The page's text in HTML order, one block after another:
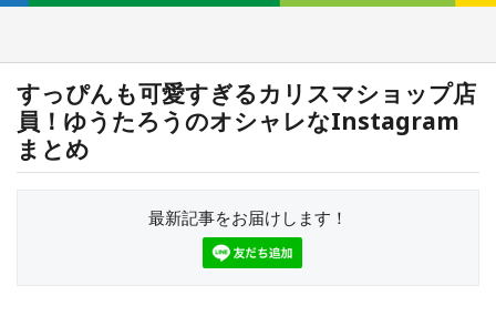
すっぴんも可愛すぎるカリスマショップ店
員！ゆうたろうのオシャレなInstagram
まとめ
最新記事をお届けします！